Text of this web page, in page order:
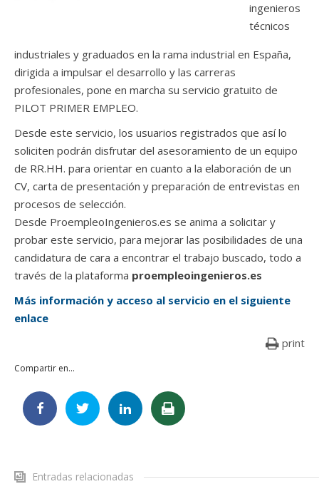
ingenieros
técnicos
industriales y graduados en la rama industrial en España,
dirigida a impulsar el desarrollo y las carreras
profesionales, pone en marcha su servicio gratuito de
PILOT PRIMER EMPLEO.
Desde este servicio, los usuarios registrados que así lo
soliciten podrán disfrutar del asesoramiento de un equipo
de RR.HH. para orientar en cuanto a la elaboración de un
CV, carta de presentación y preparación de entrevistas en
procesos de selección.
Desde ProempleoIngenieros.es se anima a solicitar y
probar este servicio, para mejorar las posibilidades de una
candidatura de cara a encontrar el trabajo buscado, todo a
través de la plataforma proempleoingenieros.es
Más información y acceso al servicio en el siguiente
enlace
print
Compartir en...
Entradas relacionadas